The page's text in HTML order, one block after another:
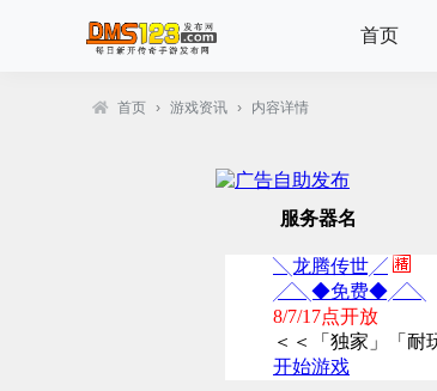
首页
首页 › 游戏资讯 › 内容详情